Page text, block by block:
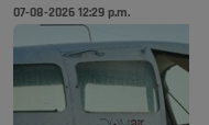
07-08-2026 12:29 p.m.